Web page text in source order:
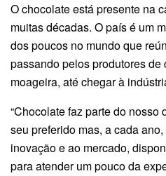
O chocolate está presente na
muitas décadas. O país é um
dos poucos no mundo que
passando pelos produtores de
moageira, até chegar à
“Chocolate faz parte do nosso
seu preferido mas, a cada
inovação e ao mercado,
para atender um pouco da